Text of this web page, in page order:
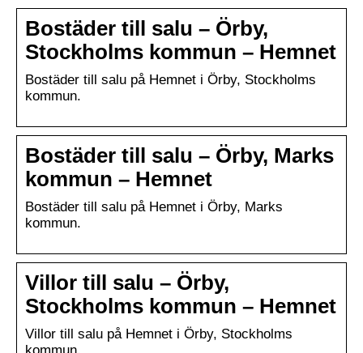
Bostäder till salu – Örby,
Stockholms kommun – Hemnet
Bostäder till salu på Hemnet i Örby, Stockholms
kommun.
Bostäder till salu – Örby, Marks
kommun – Hemnet
Bostäder till salu på Hemnet i Örby, Marks
kommun.
Villor till salu – Örby,
Stockholms kommun – Hemnet
Villor till salu på Hemnet i Örby, Stockholms
kommun.